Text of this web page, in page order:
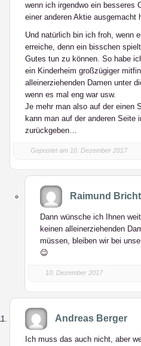
wenn ich irgendwo ein besseres
einer anderen Aktie ausgemacht
Und natürlich bin ich froh, wenn
erreiche, denn ein bisschen
Gutes tun zu können. So habe
ein Kinderheim großzügiger
alleinerziehenden Damen unter
wenn es mal eng war usw.
Je mehr man also auf der einen
kann man auf der anderen Seite
zurückgeben…
Gepostet am 10. Dezember 2017
Raimund
Dann wünsche ich Ihnen
keinen alleinerziehenden
müssen, bleiben wir bei
😉
10. Dezember 2017
Andreas Berger
Ich muss das auch nicht, aber